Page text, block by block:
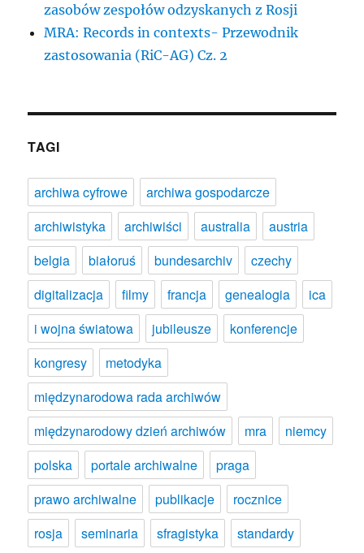
zasobów zespołów odzyskanych z Rosji
MRA: Records in contexts- Przewodnik
zastosowania (RiC-AG) Cz. 2
TAGI
archiwa cyfrowe
archiwa gospodarcze
archiwistyka
archiwiści australia
austria
belgia
białoruś bundesarchiv
czechy
digitalizacja
filmy francja genealogia
ica
i wojna światowa
jubileusze
konferencje
kongresy
metodyka
międzynarodowa rada archiwów
międzynarodowy dzień archiwów
mra
niemcy
polska
portale archiwalne
praga
prawo archiwalne
publikacje
rocznice
rosja
seminaria sfragistyka standardy